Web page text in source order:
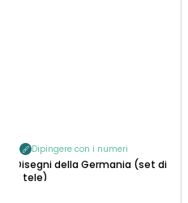
Dipingere con i numeri
Disegni della Germania (set di
3 tele)